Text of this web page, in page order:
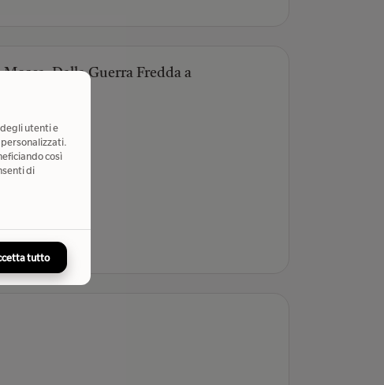
Dalla Guerra Fredda a
utenti e
così
di
tutto